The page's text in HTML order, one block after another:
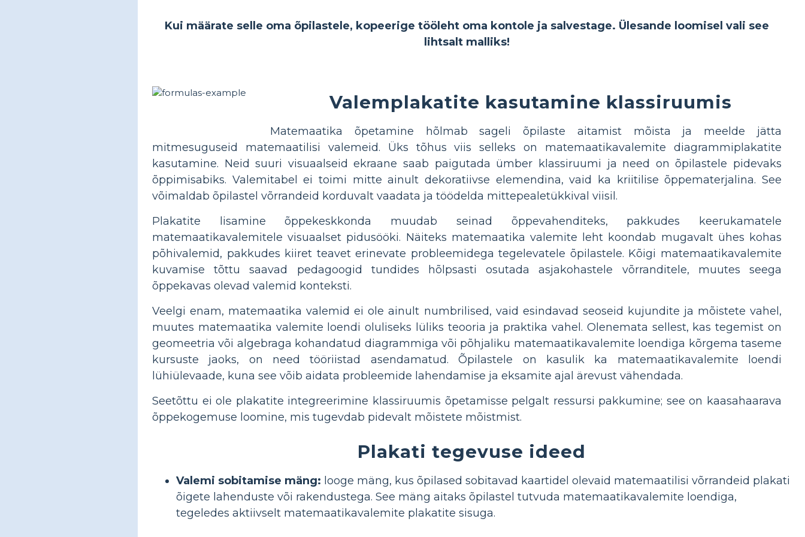
Kui määrate selle oma õpilastele, kopeerige tööleht oma kontole ja salvestage. Ülesande loomisel vali see
lihtsalt malliks!
Valemplakatite kasutamine klassiruumis
Matemaatika õpetamine hõlmab sageli õpilaste aitamist mõista ja meelde jätta
mitmesuguseid matemaatilisi valemeid. Üks tõhus viis selleks on matemaatikavalemite diagrammiplakatite
kasutamine. Neid suuri visuaalseid ekraane saab paigutada ümber klassiruumi ja need on õpilastele pidevaks
õppimisabiks. Valemitabel ei toimi mitte ainult dekoratiivse elemendina, vaid ka kriitilise õppematerjalina. See
võimaldab õpilastel võrrandeid korduvalt vaadata ja töödelda mittepealetükkival viisil.
Plakatite lisamine õppekeskkonda muudab seinad õppevahenditeks, pakkudes keerukamatele
matemaatikavalemitele visuaalset pidusööki. Näiteks matemaatika valemite leht koondab mugavalt ühes kohas
põhivalemid, pakkudes kiiret teavet erinevate probleemidega tegelevatele õpilastele. Kõigi matemaatikavalemite
kuvamise tõttu saavad pedagoogid tundides hõlpsasti osutada asjakohastele võrranditele, muutes seega
õppekavas olevad valemid konteksti.
Veelgi enam, matemaatika valemid ei ole ainult numbrilised, vaid esindavad seoseid kujundite ja mõistete vahel,
muutes matemaatika valemite loendi oluliseks lüliks teooria ja praktika vahel. Olenemata sellest, kas tegemist on
geomeetria või algebraga kohandatud diagrammiga või põhjaliku matemaatikavalemite loendiga kõrgema taseme
kursuste jaoks, on need tööriistad asendamatud. Õpilastele on kasulik ka matemaatikavalemite loendi
lühiülevaade, kuna see võib aidata probleemide lahendamise ja eksamite ajal ärevust vähendada.
Seetõttu ei ole plakatite integreerimine klassiruumis õpetamisse pelgalt ressursi pakkumine; see on kaasahaarava
õppekogemuse loomine, mis tugevdab pidevalt mõistete mõistmist.
Plakati tegevuse ideed
Valemi sobitamise mäng: looge mäng, kus õpilased sobitavad kaartidel olevaid matemaatilisi võrrandeid plakati
õigete lahenduste või rakendustega. See mäng aitaks õpilastel tutvuda matemaatikavalemite loendiga,
tegeledes aktiivselt matemaatikavalemite plakatite sisuga.